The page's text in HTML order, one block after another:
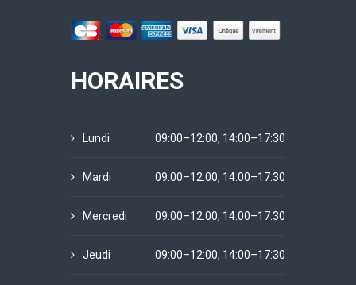
HORAIRES
Lundi 09:00–12:00, 14:00–17:30
Mardi 09:00–12:00, 14:00–17:30
Mercredi 09:00–12:00, 14:00–17:30
Jeudi 09:00–12:00, 14:00–17:30